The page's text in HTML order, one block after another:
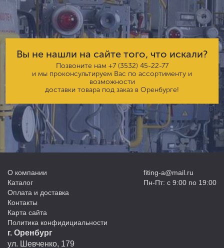
Вы не нашли на сайте того, что искали?
Позвоните нам +7 (3532) 45-22-77
и мы проконсультируем Вас по ассортименту и
возможности
доставки товара под заказ в Оренбурге!
О компании
Каталог
Оплата и доставка
Контакты
Карта сайта
Политика конфидициальности
fiting-a@mail.ru
Пн-Пт: с 9:00 по 19:00
г. Оренбург
ул. Шевченко, 179